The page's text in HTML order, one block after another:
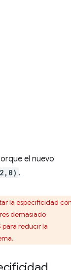
el nuevo
.
la especificidad
demasiado
para reducir la